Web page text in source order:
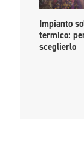
Impianto
termico:
sceglierlo